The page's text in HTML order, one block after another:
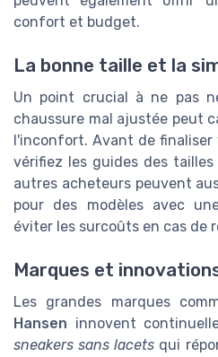
confort et budget.
La bonne taille et la
Un point crucial à ne pas
chaussure mal ajustée peut
l'inconfort. Avant de
vérifiez les guides des tailles
autres acheteurs peuvent
pour des modèles avec
éviter les surcoûts en cas de
Marques et
Les grandes marques
Hansen innovent
sneakers sans lacets qui